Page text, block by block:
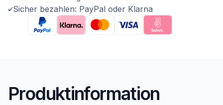
Sicher bezahlen: PayPal oder Klarna
Produktinformation